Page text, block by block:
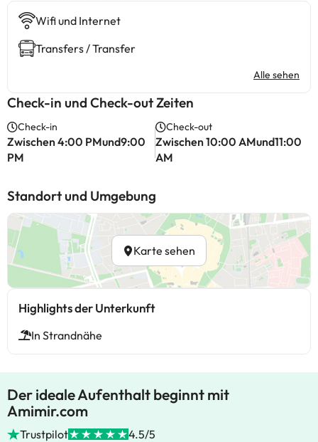
Wifi und Internet
Transfers / Transfer
Alle sehen
Check-in und Check-out Zeiten
Check-in
Zwischen 4:00 PMund9:00
PM
Check-out
Zwischen 10:00 AMund11:00
AM
Standort und Umgebung
Karte sehen
Highlights der Unterkunft
In Strandnähe
Der ideale Aufenthalt beginnt mit
Amimir.com
Trustpilot 4.5/5